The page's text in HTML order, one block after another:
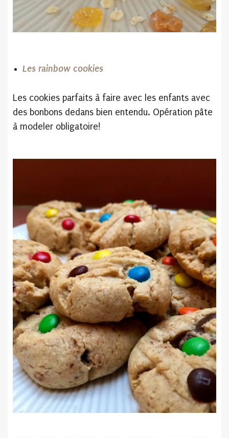
Les rainbow cookies
Les cookies parfaits à faire avec les enfants avec
des bonbons dedans bien entendu. Opération pâte
à modeler obligatoire!